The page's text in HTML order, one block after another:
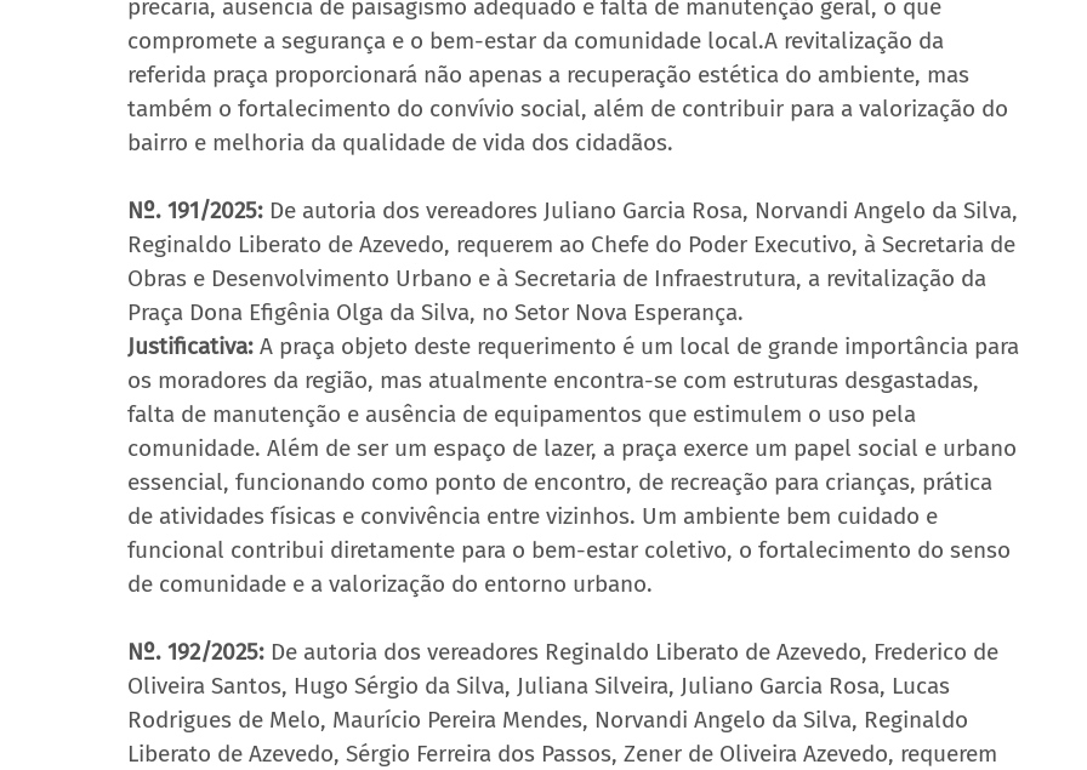
precária, ausência de paisagismo adequado e falta de manutenção geral, o que
compromete a segurança e o bem-estar da comunidade local.A revitalização da
referida praça proporcionará não apenas a recuperação estética do ambiente, mas
também o fortalecimento do convívio social, além de contribuir para a valorização do
bairro e melhoria da qualidade de vida dos cidadãos.
Nº. 191/2025: De autoria dos vereadores Juliano Garcia Rosa, Norvandi Angelo da Silva,
Reginaldo Liberato de Azevedo, requerem ao Chefe do Poder Executivo, à Secretaria de
Obras e Desenvolvimento Urbano e à Secretaria de Infraestrutura, a revitalização da
Praça Dona Efigênia Olga da Silva, no Setor Nova Esperança.
Justificativa: A praça objeto deste requerimento é um local de grande importância para
os moradores da região, mas atualmente encontra-se com estruturas desgastadas,
falta de manutenção e ausência de equipamentos que estimulem o uso pela
comunidade. Além de ser um espaço de lazer, a praça exerce um papel social e urbano
essencial, funcionando como ponto de encontro, de recreação para crianças, prática
de atividades físicas e convivência entre vizinhos. Um ambiente bem cuidado e
funcional contribui diretamente para o bem-estar coletivo, o fortalecimento do senso
de comunidade e a valorização do entorno urbano.
Nº. 192/2025: De autoria dos vereadores Reginaldo Liberato de Azevedo, Frederico de
Oliveira Santos, Hugo Sérgio da Silva, Juliana Silveira, Juliano Garcia Rosa, Lucas
Rodrigues de Melo, Maurício Pereira Mendes, Norvandi Angelo da Silva, Reginaldo
Liberato de Azevedo, Sérgio Ferreira dos Passos, Zener de Oliveira Azevedo, requerem